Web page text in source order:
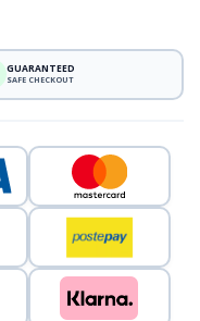
GUARANTEED
SAFE CHECKOUT